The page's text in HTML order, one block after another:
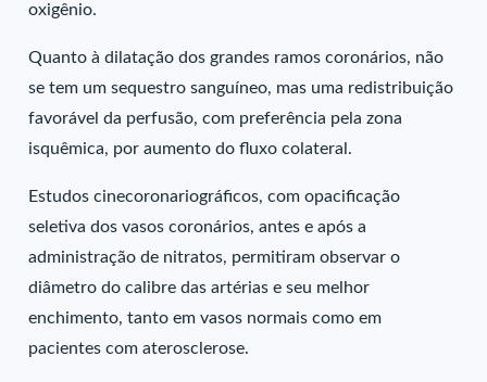
oxigênio.
Quanto à dilatação dos grandes ramos coronários, não
se tem um sequestro sanguíneo, mas uma redistribuição
favorável da perfusão, com preferência pela zona
isquêmica, por aumento do fluxo colateral.
Estudos cinecoronariográficos, com opacificação
seletiva dos vasos coronários, antes e após a
administração de nitratos, permitiram observar o
diâmetro do calibre das artérias e seu melhor
enchimento, tanto em vasos normais como em
pacientes com aterosclerose.